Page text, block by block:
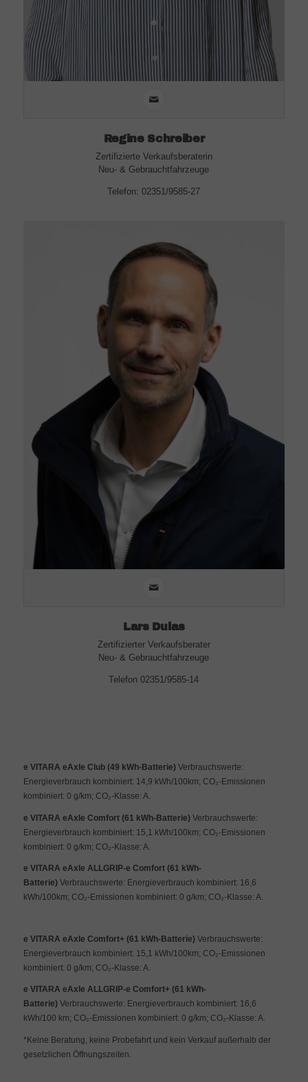
Regine Schreiber
Zertifizierte Verkaufsberaterin
Neu- & Gebrauchtfahrzeuge
Telefon: 02351/9585-27
Lars Dulas
Zertifizierter Verkaufsberater
Neu- & Gebrauchtfahrzeuge
Telefon 02351/9585-14
e VITARA eAxle Club (49 kWh-Batterie) Verbrauchswerte:
Energieverbrauch kombiniert: 14,9 kWh/100km; CO₂-Emissionen
kombiniert: 0 g/km; CO₂-Klasse: A.
e VITARA eAxle Comfort (61 kWh-Batterie)Verbrauchswerte:
Energieverbrauch kombiniert: 15,1 kWh/100km; CO₂-Emissionen
kombiniert: 0 g/km; CO₂-Klasse: A.
e VITARA eAxle ALLGRIP-e Comfort (61 kWh-
Batterie) Verbrauchswerte: Energieverbrauch kombiniert: 16,6
kWh/100km; CO₂-Emissionen kombiniert: 0 g/km; CO₂-Klasse: A.
e VITARA eAxle Comfort+ (61 kWh-Batterie)Verbrauchswerte:
Energieverbrauch kombiniert: 15,1 kWh/100km; CO₂-Emissionen
kombiniert: 0 g/km; CO₂-Klasse: A.
e VITARA eAxle ALLGRIP-e Comfort+ (61 kWh-
Batterie)Verbrauchswerte: Energieverbrauch kombiniert: 16,6
kWh/100 km; CO₂-Emissionen kombiniert: 0 g/km; CO₂-Klasse: A.
*Keine Beratung, keine Probefahrt und kein Verkauf außerhalb der
gesetzlichen Öffnungszeiten.